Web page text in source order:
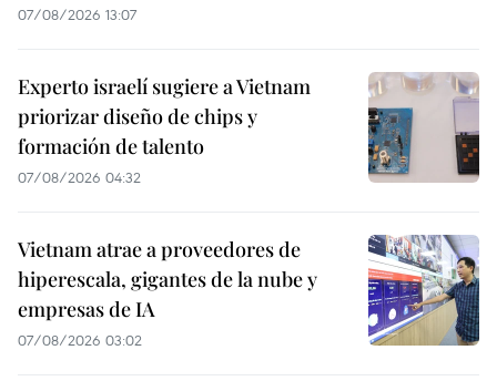
07/08/2026 13:07
Experto israelí sugiere a Vietnam
priorizar diseño de chips y
formación de talento
07/08/2026 04:32
Vietnam atrae a proveedores de
hiperescala, gigantes de la nube y
empresas de IA
07/08/2026 03:02